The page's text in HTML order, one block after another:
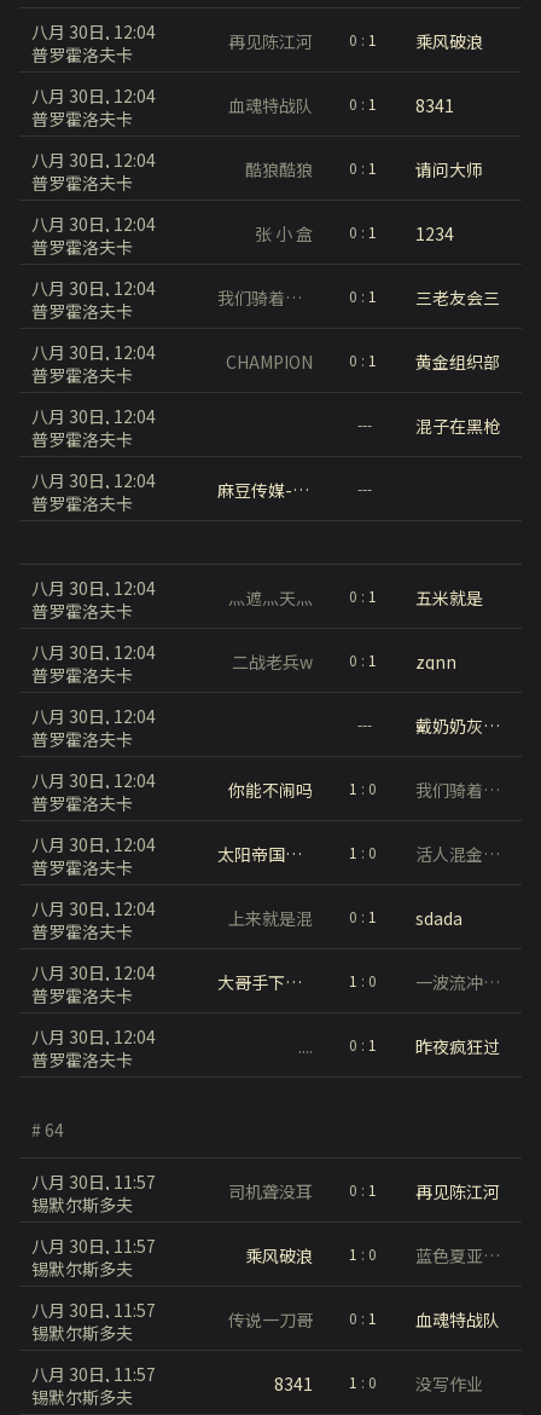
八月 30日, 12:04
普罗霍洛夫卡
再见陈江河 0 : 1 乘风破浪
八月 30日, 12:04
普罗霍洛夫卡
血魂特战队 0 : 1 8341
八月 30日, 12:04
普罗霍洛夫卡
酷狼酷狼 0 : 1 请问大师
八月 30日, 12:04
普罗霍洛夫卡
张 小 盒 0 : 1 1234
八月 30日, 12:04
普罗霍洛夫卡
我们骑着蜗牛找司机 0 : 1 三老友会三
八月 30日, 12:04
普罗霍洛夫卡
CHAMPION 0 : 1 黄金组织部
八月 30日, 12:04
普罗霍洛夫卡
--- 混子在黑枪
八月 30日, 12:04
普罗霍洛夫卡
麻豆传媒-经典再现 ---
八月 30日, 12:04
普罗霍洛夫卡
灬遮灬天灬 0 : 1 五米就是
八月 30日, 12:04
普罗霍洛夫卡
二战老兵w 0 : 1 zqnn
八月 30日, 12:04
普罗霍洛夫卡
--- 戴奶奶灰中分头穿背带裤打篮球
八月 30日, 12:04
普罗霍洛夫卡
你能不闹吗 1 : 0 我们骑着蜗牛找司机22222222222
八月 30日, 12:04
普罗霍洛夫卡
太阳帝国的原罪 1 : 0 活人混金币队伍
八月 30日, 12:04
普罗霍洛夫卡
上来就是混 0 : 1 sdada
八月 30日, 12:04
普罗霍洛夫卡
大哥手下留情 1 : 0 一波流冲锋号
八月 30日, 12:04
普罗霍洛夫卡
.... 0 : 1 昨夜疯狂过
# 64
八月 30日, 11:57
锡默尔斯多夫
司机聋没耳 0 : 1 再见陈江河
八月 30日, 11:57
锡默尔斯多夫
乘风破浪 1 : 0 蓝色夏亚再来
八月 30日, 11:57
锡默尔斯多夫
传说一刀哥 0 : 1 血魂特战队
八月 30日, 11:57
锡默尔斯多夫
8341 1 : 0 没写作业